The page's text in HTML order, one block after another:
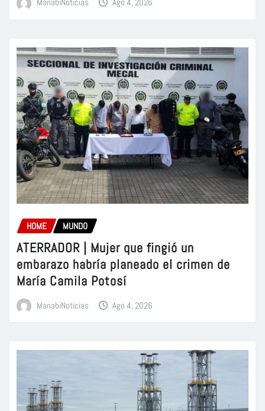
ManabiNoticias Ago 4, 2026
HOME MUNDO
ATERRADOR | Mujer que fingió un
embarazo habría planeado el crimen de
María Camila Potosí
ManabiNoticias Ago 4, 2026